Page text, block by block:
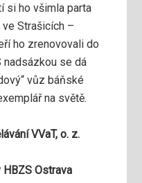
si ho všimla parta
Strašicích –
ho zrenovovali do
nadsázkou se dá
vůz báňské
na světě.
VVaT, o. z.
Ostrava